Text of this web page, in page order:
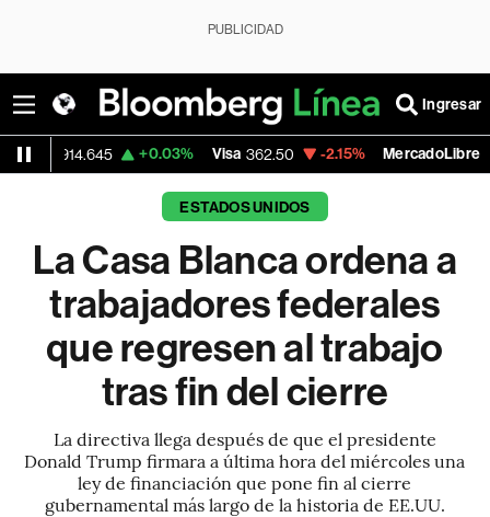
PUBLICIDAD
Ingresar
+0.03% Visa 362.50 -2.15% MercadoLibre 1,821.795
ESTADOS UNIDOS
La Casa Blanca ordena a
trabajadores federales
que regresen al trabajo
tras fin del cierre
La directiva llega después de que el presidente
Donald Trump firmara a última hora del miércoles una
ley de financiación que pone fin al cierre
gubernamental más largo de la historia de EE.UU.